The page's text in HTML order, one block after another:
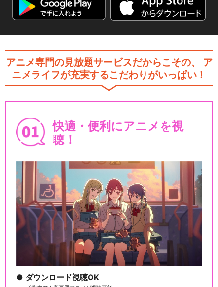
アニメ専門の見放題サービスだからこその、
ア
ニメライフが充実するこだわりがいっぱい！
快適・便利にアニメを視
聴！
ダウンロード視聴OK